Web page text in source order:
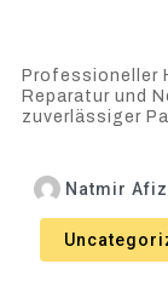
Professioneller
Reparatur und
zuverlässiger
Natmir